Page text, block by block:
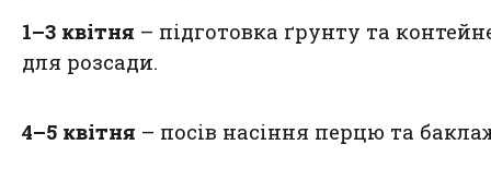
1–3 квітня – підготовка ґрунту та
для розсади.
4–5 квітня – посів насіння перцю та